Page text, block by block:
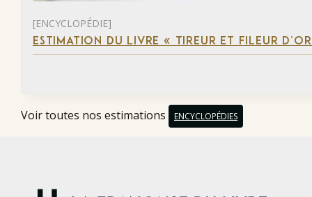
[ENCYCLOPÉDIE]
ESTIMATION DU LIVRE « TIREUR ET FILEUR
Voir toutes nos estimations ENCYCLOPÉDIES